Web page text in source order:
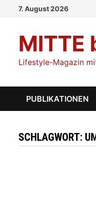
7. August 2026
Lifestyle-Magazin
PUBLIKATIONEN
SCHLAGWORT: